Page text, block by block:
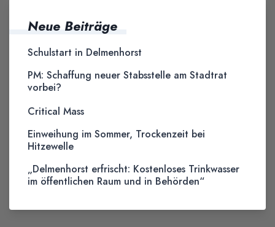
Neue Beiträge
Schulstart in Delmenhorst
PM: Schaffung neuer Stabsstelle am Stadtrat
vorbei?
Critical Mass
Einweihung im Sommer, Trockenzeit bei
Hitzewelle
„Delmenhorst erfrischt: Kostenloses Trinkwasser
im öffentlichen Raum und in Behörden“